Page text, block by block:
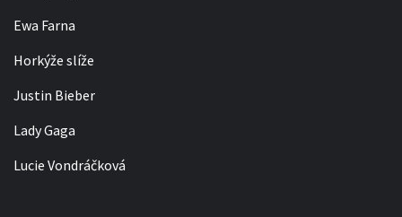
Ewa Farna
Horkýže slíže
Justin Bieber
Lady Gaga
Lucie Vondráčková